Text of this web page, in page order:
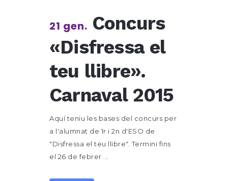
21 gen. Concurs
«Disfressa el
teu llibre».
Carnaval 2015
Aquí teniu les bases del concurs per
a l'alumnat de 1r i 2n d'ESO de
"Disfressa el teu llibre". Termini fins
el 26 de febrer ...